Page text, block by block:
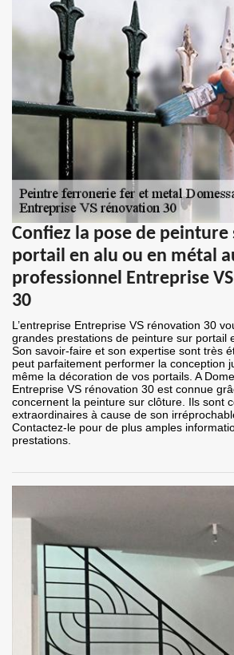
Confiez la pose de
portail en alu ou en métal
professionnel Entreprise
30
L’entreprise Entreprise VS rénovation 30
grandes prestations de peinture sur portail
Son savoir-faire et son expertise sont très
peut parfaitement performer la conception
même la décoration de vos portails. A
Entreprise VS rénovation 30 est connue
concernent la peinture sur clôture. Ils sont
extraordinaires à cause de son
Contactez-le pour de plus amples
prestations.